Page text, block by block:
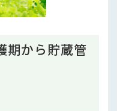
期から貯蔵管